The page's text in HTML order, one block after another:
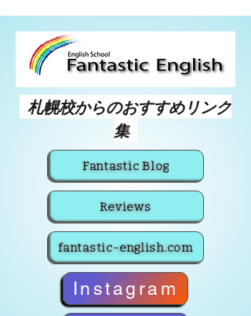
札幌校からのおすすめリンク
集
Fantastic Blog
Reviews
fantastic-english.com
Instagram